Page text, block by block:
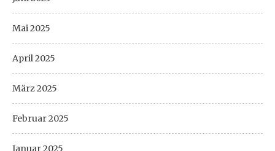
Mai 2025
April 2025
März 2025
Februar 2025
Januar 2025